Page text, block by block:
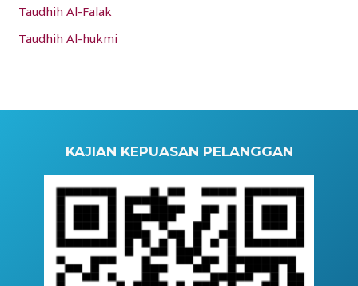
Taudhih Al-Falak
Taudhih Al-hukmi
KAJIAN KEPUASAN PELANGGAN